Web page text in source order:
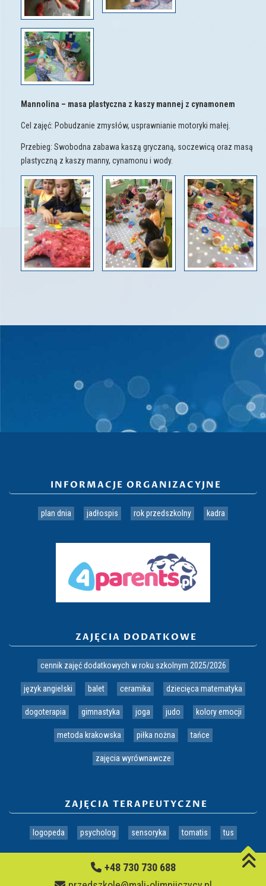
Mannolina – masa plastyczna z kaszy mannej z cynamonem
Cel zajęć: Pobudzanie zmysłów, usprawnianie motoryki małej.
Przebieg: Swobodna zabawa kaszą gryczaną, soczewicą oraz masą
plastyczną z kaszy manny, cynamonu i wody.
INFORMACJE ORGANIZACYJNE
plan dnia jadłospis rok przedszkolny kadra
ZAJĘCIA DODATKOWE
cennik zajęć dodatkowych w roku szkolnym 2025/2026
język angielski balet ceramika dziecięca matematyka
dogoterapia gimnastyka joga judo kolory emocji
metoda krakowska piłka nożna tańce
zajęcia wyrównawcze
ZAJĘCIA TERAPEUTYCZNE
logopeda psycholog sensoryka tomatis tus
+48 730 730 688